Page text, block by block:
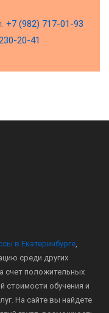
+7 (982) 717-01-93
20-41
в Екатеринбурге
среди других
счет положительных
стоимости обучения и
На сайте вы найдете